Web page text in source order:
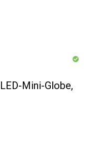
Mini-Globe,